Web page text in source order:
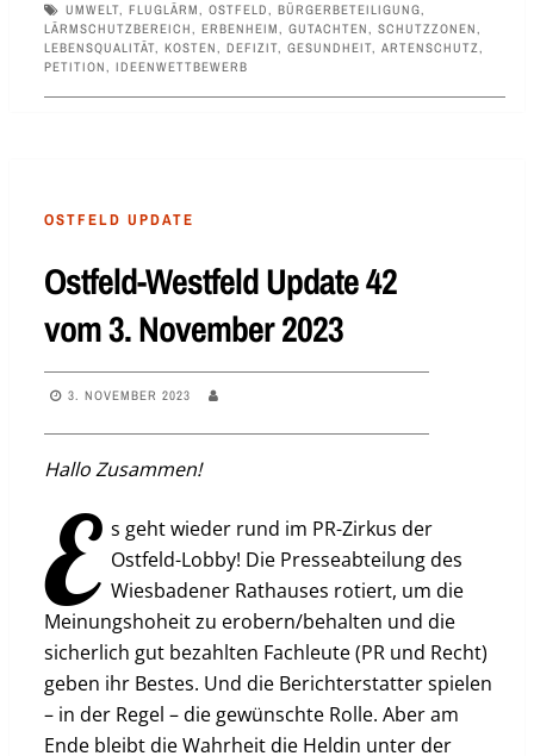
UMWELT, FLUGLÄRM, OSTFELD, BÜRGERBETEILIGUNG,
LÄRMSCHUTZBEREICH, ERBENHEIM, GUTACHTEN, SCHUTZZONEN,
LEBENSQUALITÄT, KOSTEN, DEFIZIT, GESUNDHEIT, ARTENSCHUTZ,
PETITION, IDEENWETTBEWERB
OSTFELD UPDATE
Ostfeld-Westfeld Update 42
vom 3. November 2023
3. NOVEMBER 2023
Hallo Zusammen!
E s geht wieder rund im PR-Zirkus der
Ostfeld-Lobby! Die Presseabteilung des
Wiesbadener Rathauses rotiert, um die
Meinungshoheit zu erobern/behalten und die
sicherlich gut bezahlten Fachleute (PR und Recht)
geben ihr Bestes. Und die Berichterstatter spielen
– in der Regel – die gewünschte Rolle. Aber am
Ende bleibt die Wahrheit die Heldin unter der